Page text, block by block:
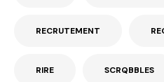
RECRUTEMENT
RIRE SCRQBBLES